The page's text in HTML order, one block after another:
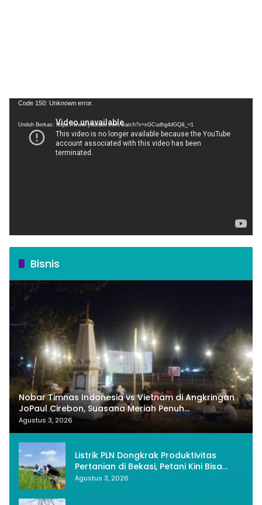
Pemutar
Code 150: Unknown error.
Unduh Berkas: https://www.youtube.com/watch?v=xGCudhg4dGQ&_=1
Bisnis
Nobar Timnas Indonesia vs Vietnam di Angkringan
JoPaul Cirebon, Suasana Meriah Penuh
Nasionalisme
Agustus 3, 2026
Listrik PLN Dongkrak Produktivitas
Pertanian di Bekasi, Petani Kini Bisa
Panen Tiga Kali Setahun
Agustus 3, 2026